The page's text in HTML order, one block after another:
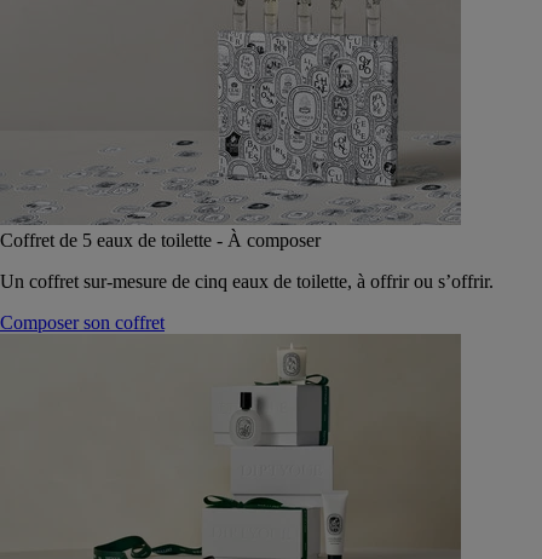
Coffret de 5 eaux de toilette - À composer
Un coffret sur-mesure de cinq eaux de toilette, à offrir ou s’offrir.
Composer son coffret